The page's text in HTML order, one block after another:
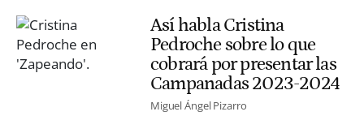
Así habla Cristina
Pedroche sobre lo que
cobrará por presentar las
Campanadas 2023-2024
Miguel Ángel Pizarro